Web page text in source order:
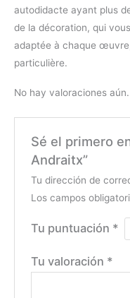
autodidacte ayant plus
de la décoration, qui
adaptée à chaque
particulière.
No hay valoraciones aún.
Sé el primero
Andraitx”
Tu dirección de
Los campos
Tu puntuación *
Tu valoración *